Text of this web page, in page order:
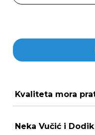
Kvaliteta mora
Neka Vučić i